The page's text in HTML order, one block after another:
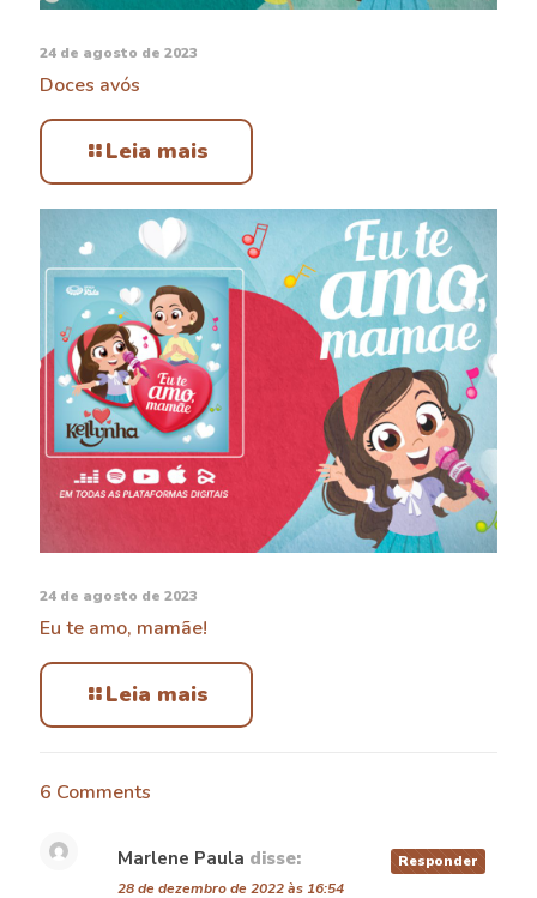
24 de agosto de 2023
Doces avós
Leia mais
24 de agosto de 2023
Eu te amo, mamãe!
Leia mais
6 Comments
Marlene Paula disse:
28 de dezembro de 2022 às 16:54
Responder